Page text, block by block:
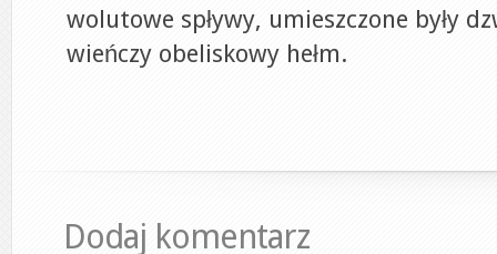
wolutowe spływy, umieszczone były
wieńczy obeliskowy hełm.
Dodaj komentarz